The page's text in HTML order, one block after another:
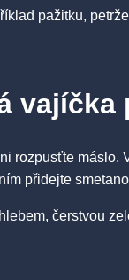
pažitku,
vajíčka
rozpusťte máslo.
přidejte
čerstvou